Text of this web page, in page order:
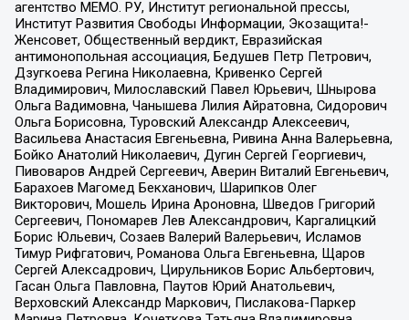
агентство МЕМО. РУ, Институт региональной прессы,
Институт Развития Свободы Информации, Экозащита!-
Женсовет, Общественный вердикт, Евразийская
антимонопольная ассоциация, Бедушев Петр Петрович,
Дзугкоева Регина Николаевна, Кривенко Сергей
Владимирович, Милославский Павел Юрьевич, Шнырова
Ольга Вадимовна, Чанышева Лилия Айратовна, Сидорович
Ольга Борисовна, Туровский Александр Алексеевич,
Васильева Анастасия Евгеньевна, Ривина Анна Валерьевна,
Бойко Анатолий Николаевич, Дугин Сергей Георгиевич,
Пивоваров Андрей Сергеевич, Аверин Виталий Евгеньевич,
Барахоев Магомед Бекханович, Шарипков Олег
Викторович, Мошель Ирина Ароновна, Шведов Григорий
Сергеевич, Пономарев Лев Александрович, Каргалицкий
Борис Юльевич, Созаев Валерий Валерьевич, Исламов
Тимур Рифгатович, Романова Ольга Евгеньевна, Щаров
Сергей Алексадрович, Цирульников Борис Альбертович,
Гасан Ольга Павловна, Паутов Юрий Анатольевич,
Верховский Александр Маркович, Пислакова-Паркер